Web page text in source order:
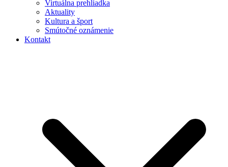
Virtuálna prehliadka
Aktuality
Kultura a šport
Smútočné oznámenie
Kontakt